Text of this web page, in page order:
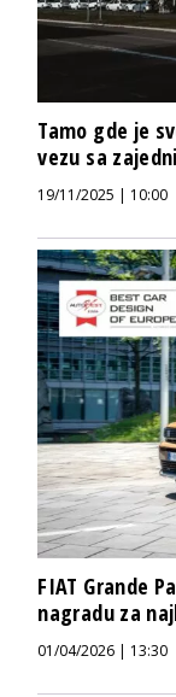
Tamo gde je
vezu sa
19/11/2025 | 10:00
FIAT Grande
nagradu za
01/04/2026 | 13:30